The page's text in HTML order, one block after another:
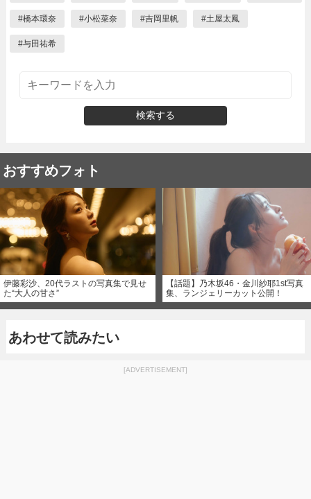
#橋本環奈 #小松菜奈 #吉岡里帆 #土屋太鳳
#与田祐希
検索する
おすすめフォト
伊藤彩沙、20代ラストの写真集で見せ
た“大人の甘さ”
【話題】乃木坂46・金川紗耶1st写真
集、ランジェリーカット公開！
あわせて読みたい
[ADVERTISEMENT]